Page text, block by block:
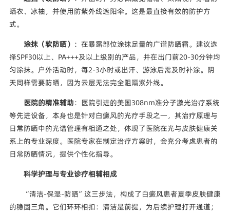
晒衣、冰袖，并使用防紫外线遮阳伞。这是最直接有效的防护方
式。
涂抹（软防晒） ：在暴露部位涂抹足量的广谱防晒霜。建议选
择SPF30以上、PA+++及以上级别的产品，并在出门前20-30分钟均
匀涂抹。户外活动时，每2-3小时或出汗、游泳后需及时补涂。阴
天同样需要防晒，因为云层无法完全阻隔紫外线。
医院的精准辅助：医院引进的美国308nm准分子激光治疗系统
等先进设备，本身也是针对白癜风的光疗手段之一，其治疗原理与
日常防晒中的光谱管理有相通之处，体现了医院在光与皮肤健康关
系上的专业深度。医院专家在制定治疗方案时，会充分考虑患者的
日常防晒情况，提供个性化指导。
科学护理与专业诊疗相辅相成
“清洁-保湿-防晒”这三步法，构成了白癜风患者夏季皮肤健康
的稳固三角。它们环环相扣：清洁是前提，为后续护理打开通道；